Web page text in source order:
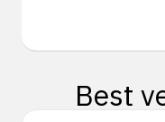
Best